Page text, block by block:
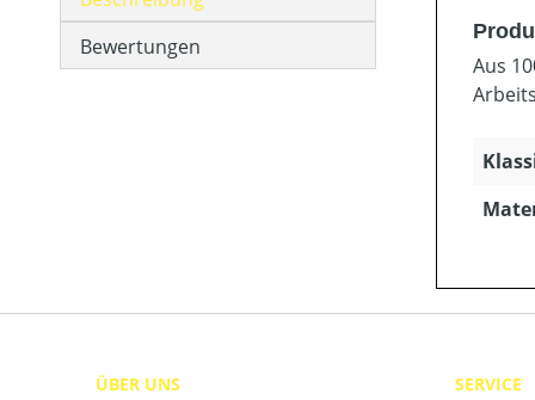
Bewertungen
Aus
ÜBER UNS
SERVICE